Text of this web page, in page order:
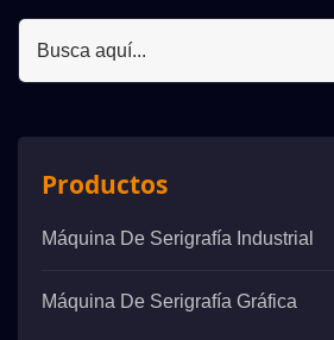
Productos
Máquina De Serigrafía Industrial
Máquina De Serigrafía Gráfica